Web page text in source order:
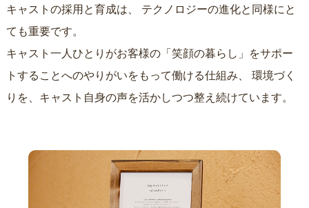
キャストの採用と育成は、
ても重要です。
キャスト一人ひとりがお客様の「笑顔の暮らし」をサポー
トすることへのやりがいをもって働ける仕組み、
りを、キャスト自身の声を活かしつつ整え続けています。